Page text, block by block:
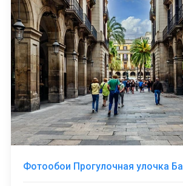
Фотообои Прогулочная улочка